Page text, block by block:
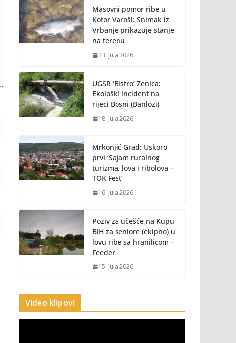
Masovni pomor ribe u
Kotor Varoši: Snimak iz
Vrbanje prikazuje stanje
na terenu
23. Jula 2026.
UGSR ‘Bistro’ Zenica:
Ekološki incident na
rijeci Bosni (Banlozi)
18. Jula 2026.
Mrkonjić Grad: Uskoro
prvi ‘Sajam ruralnog
turizma, lova i ribolova –
TOK Fest’
16. Jula 2026.
Poziv za učešće na Kupu
BiH za seniore (ekipno) u
lovu ribe sa hranilicom –
Feeder
15. Jula 2026.
Video klipovi